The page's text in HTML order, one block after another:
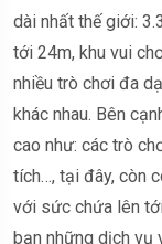
dài nhất thế giới:
tới 24m, khu vui
nhiều trò chơi đa
khác nhau. Bên
cao như: các trò
tích…, tại đây, còn
với sức chứa lên
bạn những dịch vụ